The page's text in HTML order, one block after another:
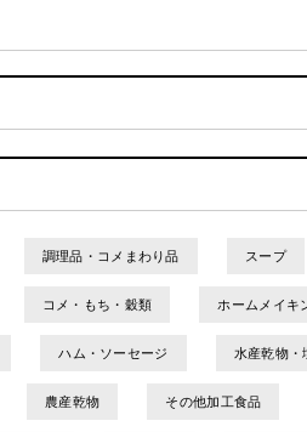
調理品・コメまわり品 スープ
コメ・もち・穀類 ホームメイキ
ハム・ソーセージ 水産乾物・
農産乾物 その他加工食品